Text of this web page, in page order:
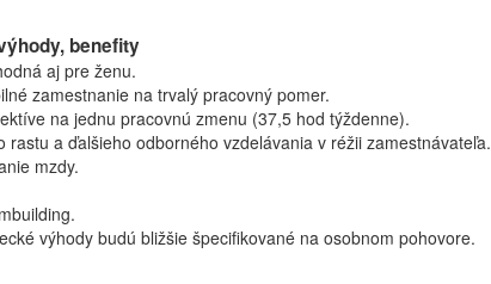
benefity
aj pre ženu.
zamestnanie na trvalý pracovný pomer.
na jednu pracovnú zmenu (37,5 hod týždenne).
rastu a ďalšieho odborného vzdelávania v réžii zamestnávateľa.
mzdy.
výhody budú bližšie špecifikované na osobnom pohovore.